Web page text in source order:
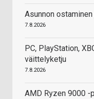
Asunnon
7.8.2026
PC, PlayStation,
väittelyketju
7.8.2026
AMD Ryzen 9000